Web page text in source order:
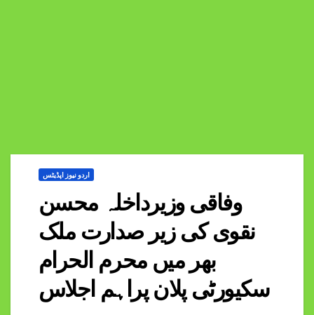
اردو نیوز اپڈیٹس
وفاقی وزیرداخلہ محسن
نقوی کی زیر صدارت ملک
بھر میں محرم الحرام
سکیورٹی پلان پراہم اجلاس